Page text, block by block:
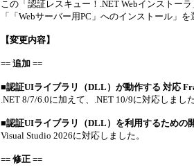
この「認証レスキュー！.NET Webインストー
「「Webサーバー用PC」へのインストール」を
【変更内容】
== 追加 ==
■認証UIライブラリ（DLL）が動作する 対応
.NET 8/7/6.0に加えて、.NET 10/9に対応しました
■認証UIライブラリ（DLL）を利用するための
Visual Studio 2026に対応しました。
== 修正 ==